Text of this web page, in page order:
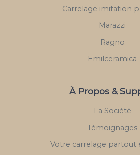
Carrelage imitation
Marazzi
Ragno
Emilceramica
À Propos &
La Société
Témoignages
Votre carrelage partout